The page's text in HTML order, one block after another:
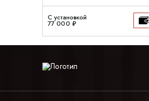
С установкой
77 000 ₽